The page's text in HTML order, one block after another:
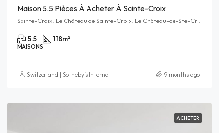
Maison 5.5 Pièces À Acheter À Sainte-Croix
5.5 118m²
MAISONS
Switzerland | Sotheby’s International Realty 9 months ago
ACHETER